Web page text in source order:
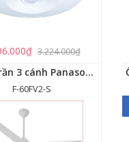
3.224.000₫
Quạt trần 3 cánh Panasonic F-60FV2
F-60FV2-S